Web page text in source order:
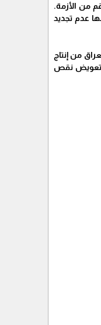
من الأزمة.
إلى عزمها عدم تجديد
من إنتاج
إيران لتعويض نقص